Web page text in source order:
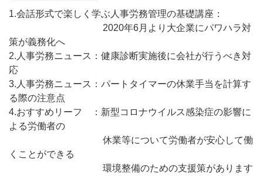
1.会話形式で楽しく学ぶ人事労務管理の基礎講座：
2020年6月より大企業にパワハラ対
策が義務化へ
2.人事労務ニュース：健康診断実施後に会社が行うべき対
応
3.人事労務ニュース：パートタイマーの休業手当を計算す
る際の注意点
4.おすすめリーフ ：新型コロナウイルス感染症の影響に
よる労働者の
休業等について労働者が安心して働
くことができる
環境整備のための支援策があります